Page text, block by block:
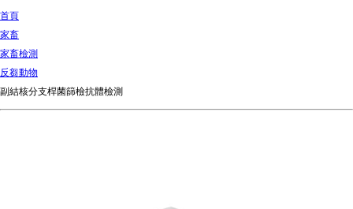
do
m
首頁
家畜
家畜檢測
反芻動物
副結核分支桿菌篩檢抗體檢測